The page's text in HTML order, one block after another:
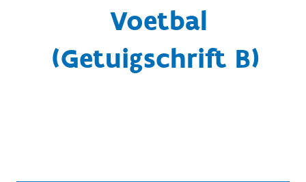
Voetbal
(Getuigschrift B)